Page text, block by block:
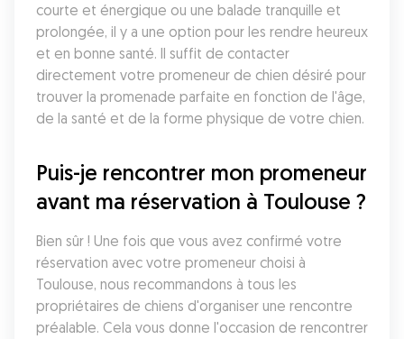
courte et énergique ou une balade tranquille et
prolongée, il y a une option pour les rendre heureux
et en bonne santé. Il suffit de contacter
directement votre promeneur de chien désiré pour
trouver la promenade parfaite en fonction de l'âge,
de la santé et de la forme physique de votre chien.
Puis-je rencontrer mon promeneur
avant ma réservation à Toulouse ?
Bien sûr ! Une fois que vous avez confirmé votre
réservation avec votre promeneur choisi à
Toulouse, nous recommandons à tous les
propriétaires de chiens d'organiser une rencontre
préalable. Cela vous donne l'occasion de rencontrer